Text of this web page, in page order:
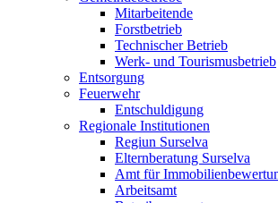
Mitarbeitende
Forstbetrieb
Technischer Betrieb
Werk- und Tourismusbetrieb
Entsorgung
Feuerwehr
Entschuldigung
Regionale Institutionen
Regiun Surselva
Elternberatung Surselva
Amt für
Arbeitsamt